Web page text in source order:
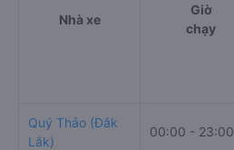
Nhà xe
Giờ
chạy
Quý Thảo (Đắk
Lắk)
00:00 - 23:00